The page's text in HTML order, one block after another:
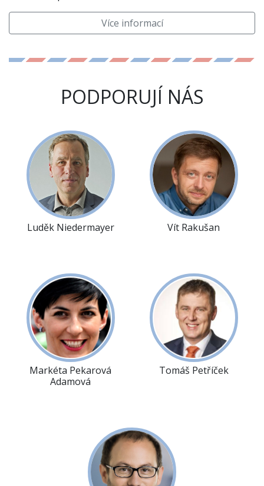
Více informací
PODPORUJÍ NÁS
Luděk Niedermayer Vít Rakušan
Markéta Pekarová
Adamová
Tomáš Petříček